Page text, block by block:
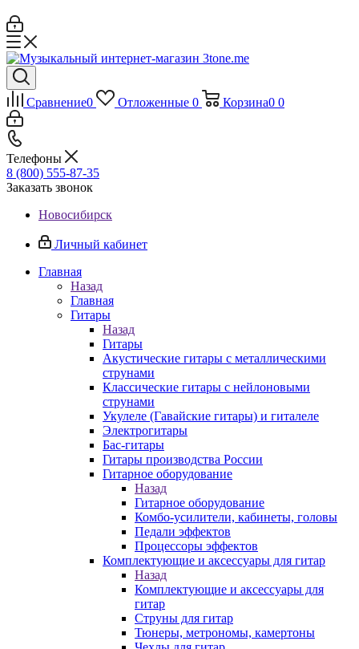
Сравнение0 Отложенные 0 Корзина0 0
Телефоны
8 (800) 555-87-35
Заказать звонок
Новосибирск
Личный кабинет
Главная
Назад
Главная
Гитары
Назад
Гитары
Акустические гитары с металлическими
струнами
Классические гитары с нейлоновыми
струнами
Укулеле (Гавайские гитары) и гиталеле
Электрогитары
Бас-гитары
Гитары производства России
Гитарное оборудование
Назад
Гитарное оборудование
Комбо-усилители, кабинеты, головы
Педали эффектов
Процессоры эффектов
Комплектующие и аксессуары для гитар
Назад
Комплектующие и аксессуары для
гитар
Струны для гитар
Тюнеры, метрономы, камертоны